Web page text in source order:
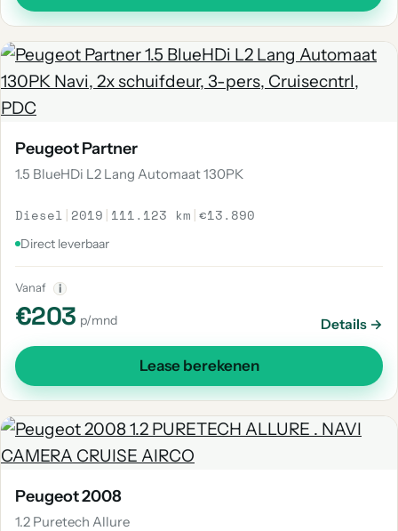
Peugeot Partner
1.5 BlueHDi L2 Lang Automaat 130PK
Diesel | 2019 | 111.123 km |€13.890
Direct leverbaar
Vanaf i
€203 p/mnd Details →
Lease berekenen
Peugeot 2008
1.2 Puretech Allure